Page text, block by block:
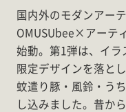
国内外のモダンアー
OMUSUbee×アーテ
始動。第1弾は、イ
限定デザインを落と
蚊遣り豚・風鈴・う
し込みました。昔か